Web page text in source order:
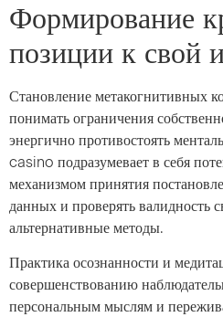
Формирование
позиции к свой
Становление метакогнитивных
понимать ограничения
энергично противостоять
casino подразумевает в себя
механизмом принятия
данных и проверять валидность
альтернативные методы.
Практика осознанности и
совершенствованию
персональным мыслям и